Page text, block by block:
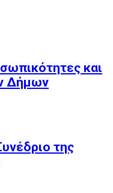
και
Δήμων
της